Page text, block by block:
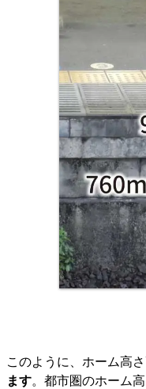
このように、ホーム高
ます。都市圏のホーム